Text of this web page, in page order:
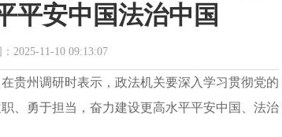
平安中国法治中国
2025-11-10 09:13:07
贵州调研时表示，政法机关要深入学习贯彻党的
、勇于担当，奋力建设更高水平平安中国、法治